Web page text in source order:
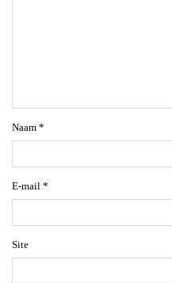
Naam *
E-mail *
Site